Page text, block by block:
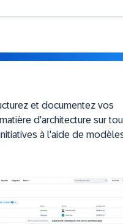
et documentez vos
d'architecture sur
à l'aide de